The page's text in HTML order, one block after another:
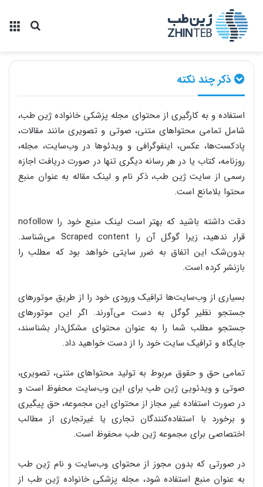
ذکر چند نکته
استفاده و به کارگیری از محتوای مجله پزشکی خانواده ژین طب،
شامل تمامی محتواهای متنی، صوتی و تصویری مانند مقالات،
پادکست‌ها، عکس، اینفوگرافی و ویدئوها در وب‌سایت، مجله،
روزنامه، کتاب یا در هر رسانه دیگری تنها در صورت دریافت اجازه
رسمی از سایت ژین طب، ذکر نام و لینک مقاله به عنوان منبع
محتوا بلامانع است.
دقت داشته باشید که بهتر است لینک منبع خود را nofollow
قرار ندهید، زیرا گوگل آن را Scraped content می‌شناسد.
بدون‌شک این اتفاق به ضرر سایتی خواهد بود که مطلب را
بازنشر کرده است.
بسیاری از وب‌سایت‌ها ترافیک ورودی خود را از طریق موتورهای
جستجو نظیر گوگل به دست می‌آورند. اگر این موتورهای
جستجو مطلب شما را به عنوان محتوای مشکل‌دار بشناسند،
جایگاه و ترافیک سایت خود را از دست خواهید داد.
تمامی حق و حقوق مربوط به تولید محتواهای متنی، تصویری،
صوتی و ویدئویی ژین طب برای این وب‌سایت محفوظ است و
در صورت استفاده غیر مجاز از محتوای این مجموعه، حق پیگیری
و برخورد با استفاده‌کنندگان تجاری یا غیرتجاری از مطالب
اختصاصی برای مجموعه ژین طب محفوظ است.
در صورتی که بدون مجوز از محتوای وب‌سایت و نام ژین طب
به عنوان منبع استفاده شود، مجله پزشکی خانواده ژین طب از